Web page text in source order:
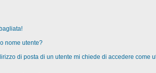
nome utente?
di posta di un utente mi chiede di accedere come